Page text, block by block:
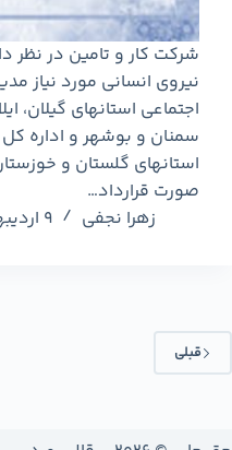
شرکت کار و تامین در نظر
نیروی انسانی مورد نیاز
اجتماعی استانهای گیلان،
سمنان و بوشهر و اداره کل
استانهای گلستان و
صورت قرارداد…
زهرا نجفی
9 اردیبهشت 1405
قبلی